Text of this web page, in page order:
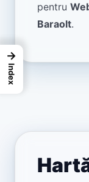
pentru
Baraolt.
→
Index